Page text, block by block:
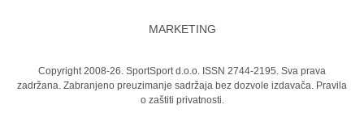
MARKETING
Copyright 2008-26. SportSport d.o.o. ISSN 2744-2195. Sva prava
zadržana. Zabranjeno preuzimanje sadržaja bez dozvole izdavača. Pravila
o zaštiti privatnosti.